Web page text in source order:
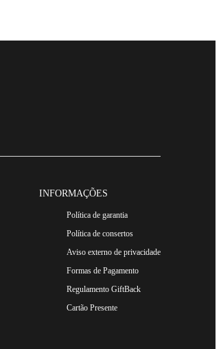
INFORMAÇÕES
Política de garantia
Política de consertos
Aviso externo de privacidade
Formas de Pagamento
Regulamento GiftBack
Cartão Presente